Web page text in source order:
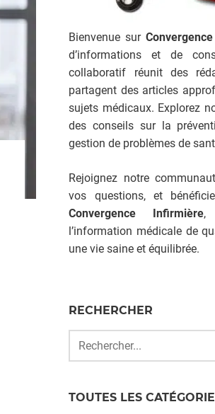
Bienvenue sur
d’informations et de
collaboratif réunit des
partagent des articles
sujets médicaux. Explorez
des conseils sur la
gestion de problèmes de
Rejoignez notre
vos questions, et
Convergence Infirmière,
l’information médicale de
une vie saine et équilibrée.
RECHERCHER
TOUTES LES